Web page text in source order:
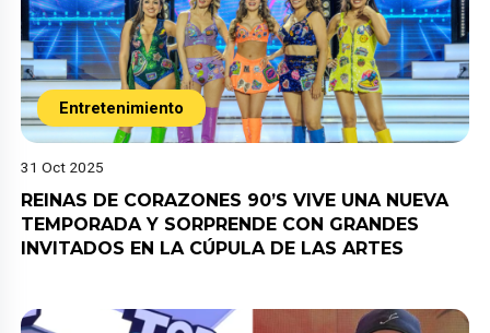
Entretenimiento
31 Oct 2025
REINAS DE CORAZONES 90’S VIVE UNA NUEVA
TEMPORADA Y SORPRENDE CON GRANDES
INVITADOS EN LA CÚPULA DE LAS ARTES